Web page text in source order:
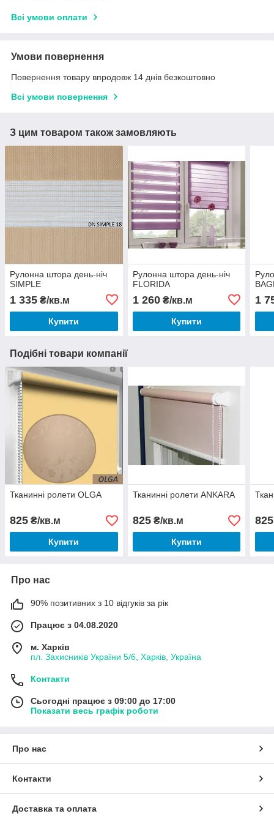
Всі умови оплати
Умови повернення
Повернення товару впродовж 14 днів безкоштовно
Всі умови повернення
З цим товаром також замовляють
Рулонна штора день-ніч
SIMPLE
1 335 ₴/кв.м
Купити
Рулонна штора день-ніч
FLORIDA
1 260₴/кв.м
Купити
1
Подібні товари компанії
Тканинні ролети OLGA
825 ₴/кв.м
Купити
Тканинні ролети ANKARA
825₴/кв.м
Купити
825
Про нас
90% позитивних з 10 відгуків за рік
Працює з 04.08.2020
м. Харків
пл. Захисників України 5/6, Харків, Україна
Контакти
Сьогодні працює з 09:00 до 17:00
Показати весь графік роботи
Про нас
Контакти
Доставка та оплата